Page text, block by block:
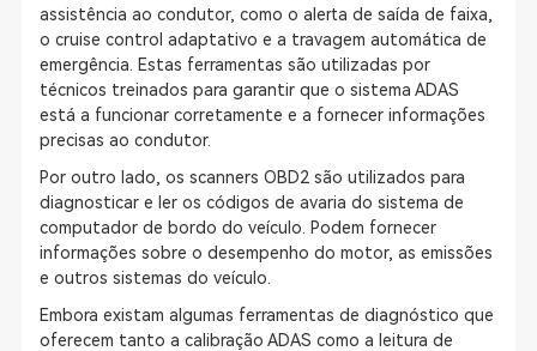
assistência ao condutor, como o alerta de saída de faixa,
o cruise control adaptativo e a travagem automática de
emergência. Estas ferramentas são utilizadas por
técnicos treinados para garantir que o sistema ADAS
está a funcionar corretamente e a fornecer informações
precisas ao condutor.
Por outro lado, os scanners OBD2 são utilizados para
diagnosticar e ler os códigos de avaria do sistema de
computador de bordo do veículo. Podem fornecer
informações sobre o desempenho do motor, as emissões
e outros sistemas do veículo.
Embora existam algumas ferramentas de diagnóstico que
oferecem tanto a calibração ADAS como a leitura de